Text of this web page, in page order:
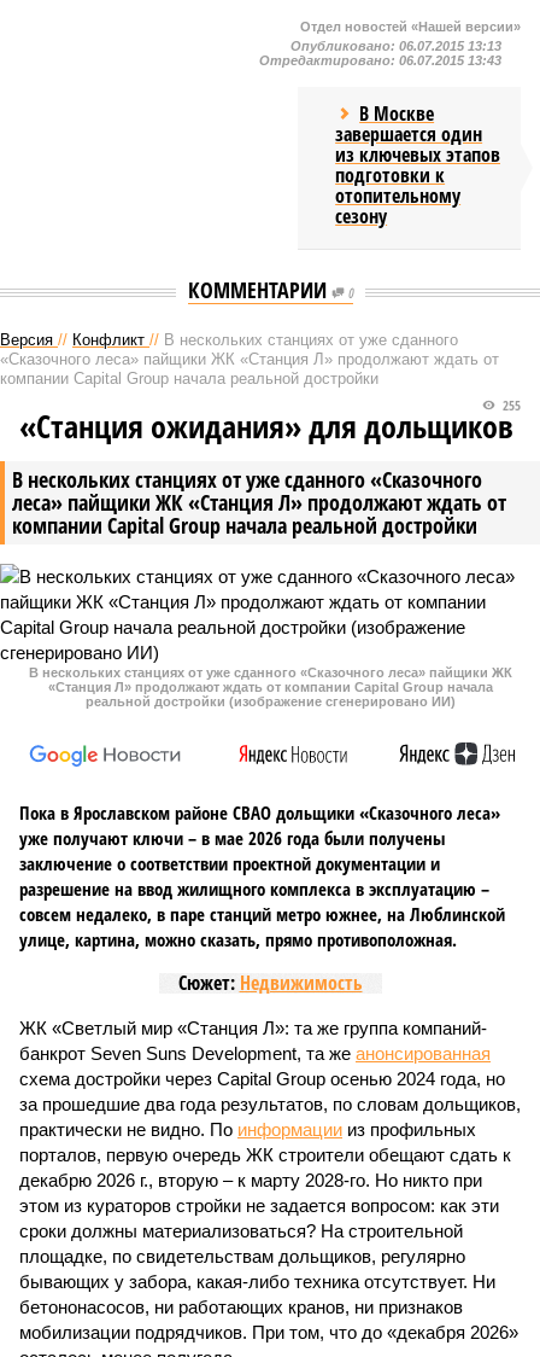
Отдел новостей «Нашей версии»
Опубликовано: 06.07.2015 13:13
Отредактировано: 06.07.2015 13:43
В Москве
завершается один
из ключевых этапов
подготовки к
отопительному
сезону
КОММЕНТАРИИ 0
Версия // Конфликт // В нескольких станциях от уже сданного
«Сказочного леса» пайщики ЖК «Станция Л» продолжают ждать от
компании Capital Group начала реальной достройки
В нескольких станциях от уже сданного «Сказочного
леса» пайщики ЖК «Станция Л» продолжают ждать от
компании Capital Group начала реальной достройки
255
«Станция ожидания» для дольщиков
В нескольких станциях от уже сданного «Сказочного леса» пайщики ЖК
«Станция Л» продолжают ждать от компании Capital Group начала
реальной достройки (изображение сгенерировано ИИ)
Пока в Ярославском районе СВАО дольщики «Сказочного леса»
уже получают ключи – в мае 2026 года были получены
заключение о соответствии проектной документации и
разрешение на ввод жилищного комплекса в эксплуатацию –
совсем недалеко, в паре станций метро южнее, на Люблинской
улице, картина, можно сказать, прямо противоположная.
Сюжет: Недвижимость
ЖК «Светлый мир «Станция Л»: та же группа компаний-
банкрот Seven Suns Development, та же анонсированная
схема достройки через Capital Group осенью 2024 года, но
за прошедшие два года результатов, по словам дольщиков,
практически не видно. По информации из профильных
порталов, первую очередь ЖК строители обещают сдать к
декабрю 2026 г., вторую – к марту 2028-го. Но никто при
этом из кураторов стройки не задается вопросом: как эти
сроки должны материализоваться? На строительной
площадке, по свидетельствам дольщиков, регулярно
бывающих у забора, какая-либо техника отсутствует. Ни
бетононасосов, ни работающих кранов, ни признаков
мобилизации подрядчиков. При том, что до «декабря 2026»